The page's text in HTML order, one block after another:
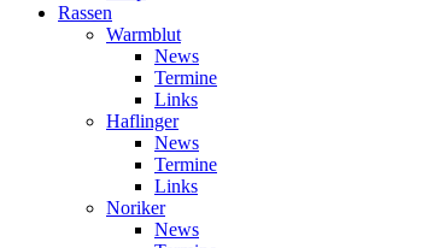
Rassen
Warmblut
News
Termine
Links
Haflinger
News
Termine
Links
Noriker
News